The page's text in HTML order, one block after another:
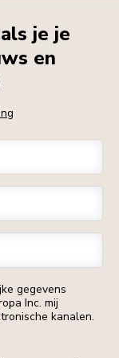
je je
en
gegevens
Inc. mij
kanalen.